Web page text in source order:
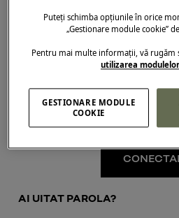
Adresa de e-mail*
Rămâi conectat
AI UITAT PAROLA?
Puteți schimba opțiunile în orice
„Gestionare module cookie”
Pentru mai multe informații, vă rugăm
utilizarea
GESTIONARE MODULE
COOKIE